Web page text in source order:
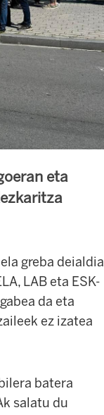
eta
greba deialdia
LAB eta ESK-
da eta
ez izatea
batera
salatu du